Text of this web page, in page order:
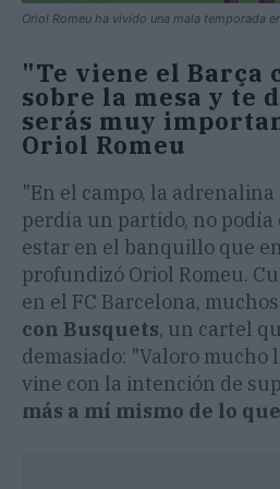
Oriol Romeu ha vivido una mala temporada
"Te viene el Barça
sobre la mesa y te
serás muy
Oriol Romeu
"En el campo, la adrenalina
perdía un partido, no podía
estar en el banquillo que
profundizó Oriol Romeu.
en el FC Barcelona,
con Busquets, un cartel
demasiado: "Valoro mucho
vine con la intención de
más a mí mismo de lo